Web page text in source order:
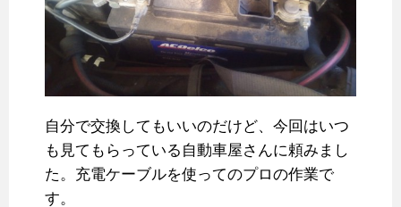
自分で交換してもいいのだけど、今回はいつ
も見てもらっている自動車屋さんに頼みまし
た。充電ケーブルを使ってのプロの作業で
す。